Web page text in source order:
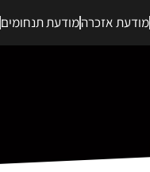
מודעת אזכרהמודעת תנחומים